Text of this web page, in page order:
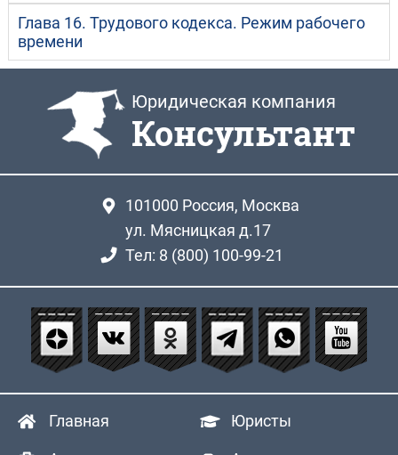
Глава 16. Трудового кодекса. Режим рабочего
времени
Юридическая компания
Консультант
101000 Россия, Москва
ул. Мясницкая д.17
Тел: 8 (800) 100-99-21
Главная Юристы